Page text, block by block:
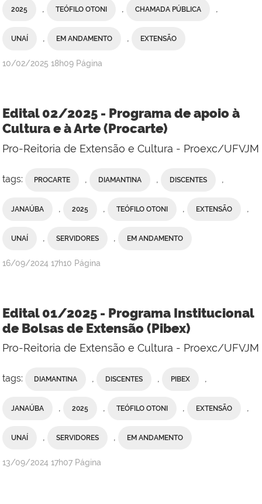
2025 , TEÓFILO OTONI , CHAMADA PÚBLICA ,
UNAÍ , EM ANDAMENTO , EXTENSÃO
publicado
10/02/2025 18h09 Página
Edital 02/2025 - Programa de apoio à
Cultura e à Arte (Procarte)
Pro-Reitoria de Extensão e Cultura - Proexc/UFVJM
tags: PROCARTE , DIAMANTINA , DISCENTES ,
JANAÚBA , 2025 , TEÓFILO OTONI , EXTENSÃO ,
UNAÍ , SERVIDORES , EM ANDAMENTO
publicado
16/09/2024 17h10 Página
Edital 01/2025 - Programa Institucional
de Bolsas de Extensão (Pibex)
Pro-Reitoria de Extensão e Cultura - Proexc/UFVJM
tags: DIAMANTINA , DISCENTES , PIBEX ,
JANAÚBA , 2025 , TEÓFILO OTONI , EXTENSÃO ,
UNAÍ , SERVIDORES , EM ANDAMENTO
publicado
13/09/2024 17h07 Página